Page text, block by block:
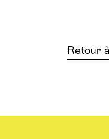
Retour